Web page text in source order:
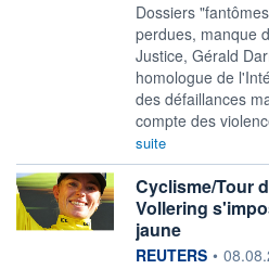
Dossiers
perdues, manque
Justice, Gérald
homologue de
des défaillances
compte des
suite
Cyclisme/Tour
Vollering
jaune
information fournie
REUTERS •